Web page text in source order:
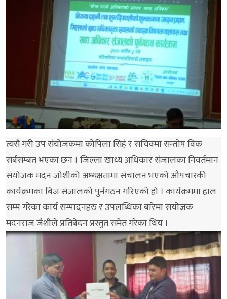
त्यसै गरी उप संयोजकमा कोपिला सिहं र सचिवमा सन्तोष विक
सर्बसम्बत भएका छन । जिल्ला खाध्य अधिकार संजालका निवर्तमान
संयोजक मदन जोशीको अध्यक्षतामा संचालन भएको औपचारकी
कार्यक्रमका बिज संजालको पुर्नगठन गरिएको हो । कार्यक्रममा हाल
सम्म गरेका कार्य सम्पादनहरु र उपलब्धिका बारेमा संयाेजक
मदनराज जैशीले प्रतिबेदन प्रस्तुत समेत गरेका थिय ।